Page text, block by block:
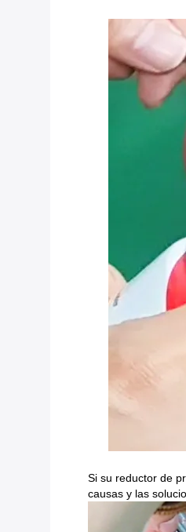
Si su reductor de
causas y las